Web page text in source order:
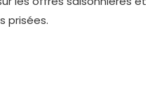
prisées.